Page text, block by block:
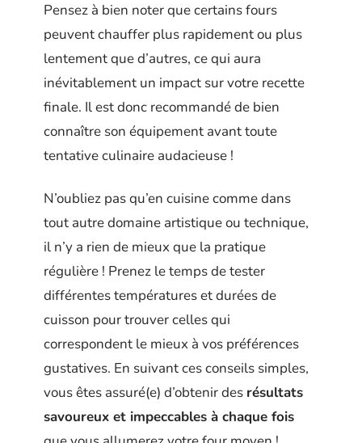
Pensez à bien noter que certains fours
peuvent chauffer plus rapidement ou plus
lentement que d’autres, ce qui aura
inévitablement un impact sur votre recette
finale. Il est donc recommandé de bien
connaître son équipement avant toute
tentative culinaire audacieuse !
N’oubliez pas qu’en cuisine comme dans
tout autre domaine artistique ou technique,
il n’y a rien de mieux que la pratique
régulière ! Prenez le temps de tester
différentes températures et durées de
cuisson pour trouver celles qui
correspondent le mieux à vos préférences
gustatives. En suivant ces conseils simples,
vous êtes assuré(e) d’obtenir des résultats
savoureux et impeccables à chaque fois